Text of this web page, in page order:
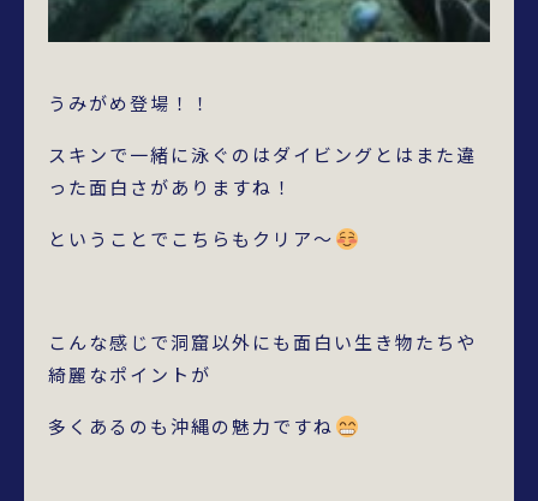
うみがめ登場！！
スキンで一緒に泳ぐのはダイビングとはまた違
った面白さがありますね！
ということでこちらもクリア～
こんな感じで洞窟以外にも面白い生き物たちや
綺麗なポイントが
多くあるのも沖縄の魅力ですね